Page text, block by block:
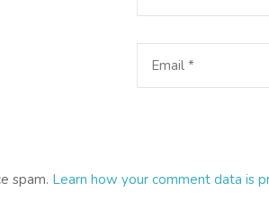
spam. Learn how your comment data is